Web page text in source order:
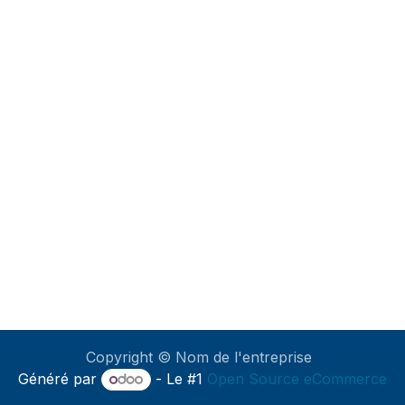
Copyright © Nom de l'entreprise
Généré par
- Le #1 Open Source eCommerce